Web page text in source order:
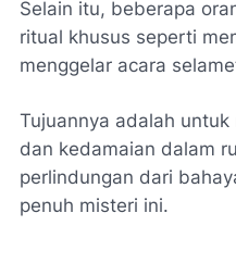
Selain itu, beberapa
ritual khusus seperti
menggelar acara
Tujuannya adalah
dan kedamaian dalam
perlindungan dari
penuh misteri ini.